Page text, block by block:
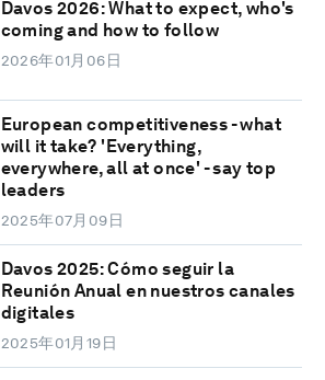
Davos 2026: What to expect, who's
coming and how to follow
2026年01月06日
European competitiveness - what
will it take? 'Everything,
everywhere, all at once' - say top
leaders
2025年07月09日
Davos 2025: Cómo seguir la
Reunión Anual en nuestros canales
digitales
2025年01月19日